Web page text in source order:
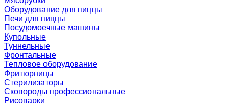
Оборудование для пиццы
Печи для пиццы
Посудомоечные машины
Купольные
Туннельные
Фронтальные
Тепловое оборудование
Фритюрницы
Стерилизаторы
Сковороды профессиональные
Рисоварки